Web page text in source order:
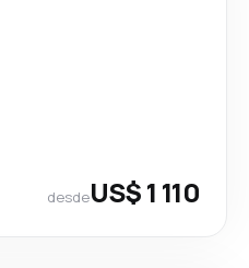
desdeUS$ 1 110